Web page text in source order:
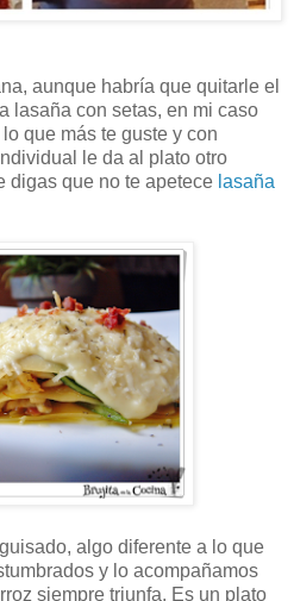
aunque habría que quitarle el
lasaña con setas, en mi caso
que más te guste y con
le da al plato otro
digas que no te apetece lasaña
algo diferente a lo que
y lo acompañamos
siempre triunfa. Es un plato